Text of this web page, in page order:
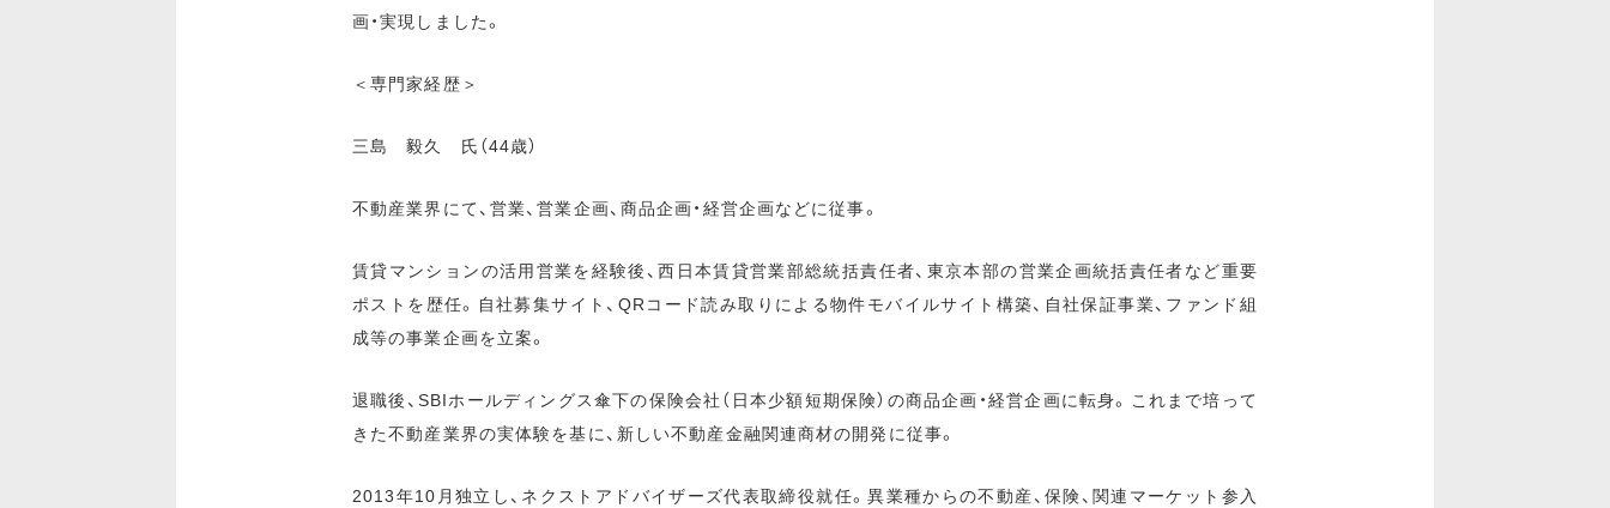
画・実現しました。
＜専門家経歴＞
三島 毅久 氏（44歳）
不動産業界にて、営業、営業企画、商品企画・経営企画などに従事。
賃貸マンションの活用営業を経験後、西日本賃貸営業部総統括責任者、東京本部の営業企画統括責任者など重要
ポストを歴任。自社募集サイト、QRコード読み取りによる物件モバイルサイト構築、自社保証事業、ファンド組
成等の事業企画を立案。
退職後、SBIホールディングス傘下の保険会社（日本少額短期保険）の商品企画・経営企画に転身。これまで培って
きた不動産業界の実体験を基に、新しい不動産金融関連商材の開発に従事。
2013年10月独立し、ネクストアドバイザーズ代表取締役就任。異業種からの不動産、保険、関連マーケット参入